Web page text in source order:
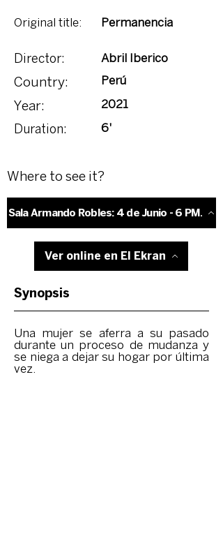
Original title: Permanencia
Director: Abril Iberico
Country: Perú
Year: 2021
Duration: 6'
Where to see it?
Sala Armando Robles: 4 de Junio - 6 PM.
Ver online en El Ekran
Synopsis
Una mujer se aferra a su pasado
durante un proceso de mudanza y
se niega a dejar su hogar por última
vez.